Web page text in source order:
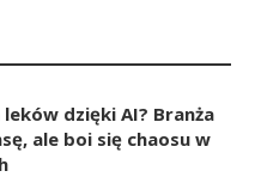
dzięki AI? Branża
ale boi się chaosu w